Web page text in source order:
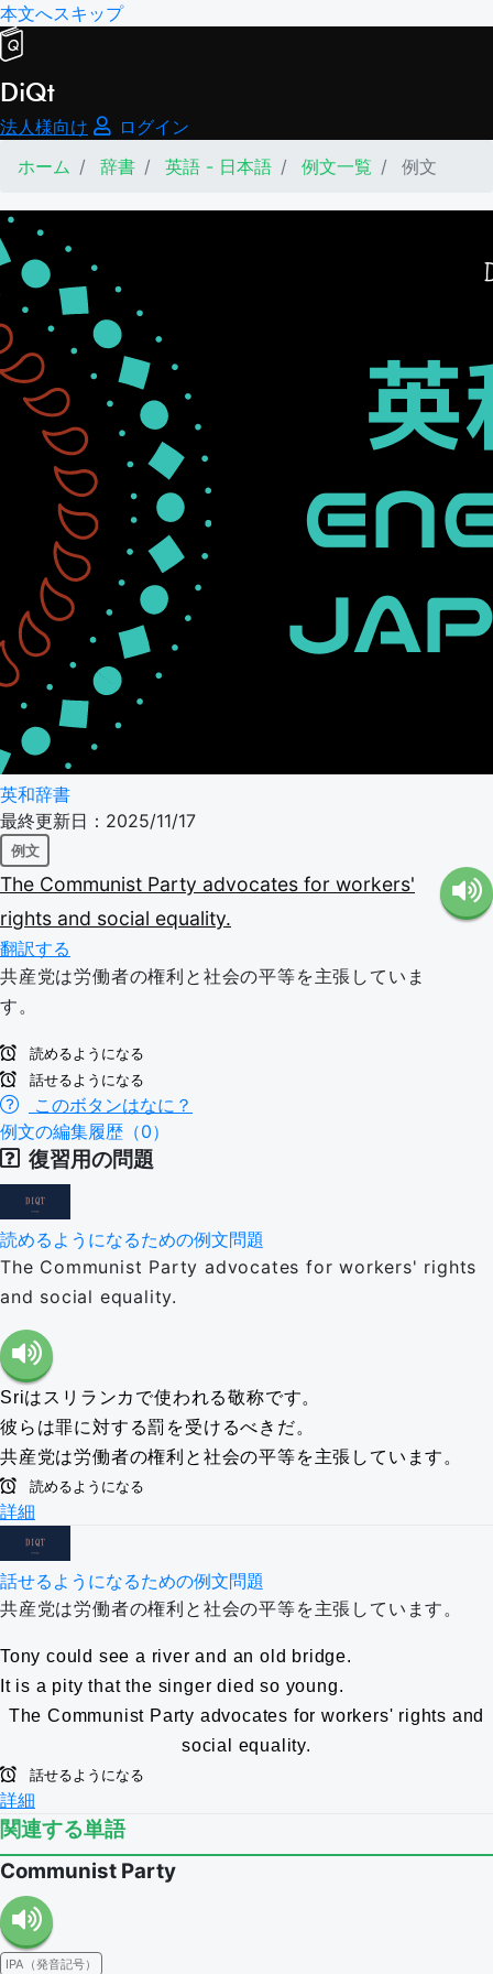
本文へスキップ
DiQt
法人様向け
ログイン
ホーム
辞書 英語 - 日本語 例文一覧 例文
英和辞書
最終更新日：2025/11/17
例文
The Communist Party advocates for workers'
rights and social equality.
翻訳する
共産党は労働者の権利と社会の平等を主張していま
す。
読めるようになる
話せるようになる
このボタンはなに？
例文の編集履歴（0）
復習用の問題
読めるようになるための例文問題
The Communist Party advocates for workers' rights
and social equality.
Sriはスリランカで使われる敬称です。
彼らは罪に対する罰を受けるべきだ。
共産党は労働者の権利と社会の平等を主張しています。
読めるようになる
詳細
話せるようになるための例文問題
共産党は労働者の権利と社会の平等を主張しています。
Tony could see a river and an old bridge.
It is a pity that the singer died so young.
The Communist Party advocates for workers' rights and
social equality.
話せるようになる
詳細
関連する単語
Communist Party
IPA（発音記号）